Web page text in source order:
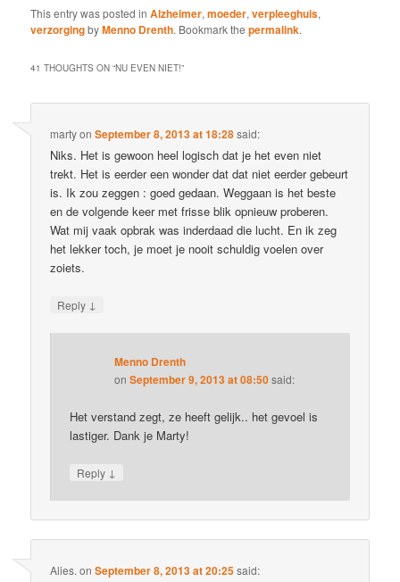
This entry was posted inAlzheimer,moeder,verpleeghuis,
verzorgingbyMenno Drenth. Bookmark thepermalink.
41 THOUGHTS ON “NU EVEN NIET!”
martyonSeptember 8, 2013 at 18:28said:
Niks. Het is gewoon heel logisch dat je het even niet
trekt. Het is eerder een wonder dat dat niet eerder gebeurt
is. Ik zou zeggen : goed gedaan. Weggaan is het beste
en de volgende keer met frisse blik opnieuw proberen.
Wat mij vaak opbrak was inderdaad die lucht. En ik zeg
het lekker toch, je moet je nooit schuldig voelen over
zoiets.
Reply ↓
Menno Drenth
onSeptember 9, 2013 at 08:50said:
Het verstand zegt, ze heeft gelijk.. het gevoel is
lastiger. Dank je Marty!
Reply ↓
Alies. onSeptember 8, 2013 at 20:25said: